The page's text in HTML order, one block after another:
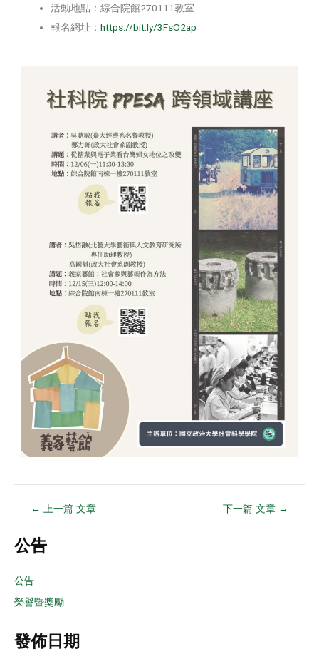
活動地點：綜合院館270111教室
報名網址：https://bit.ly/3FsO2ap
← 上一篇 文章 下一篇 文章 →
公告
公告
榮譽暨獎勵
發佈日期